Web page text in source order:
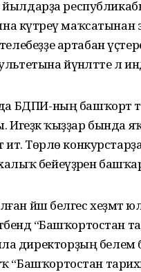
йылдарҙа
күтәреү
артабан
йүнәлтте лә
БДПИ-ның башҡорт
ҡыҙҙар бында
итә. Төрлө
бейеүҙәрен
йәш белгес хеҙмәт
“Башҡортостан
директорҙың белем
тарихы